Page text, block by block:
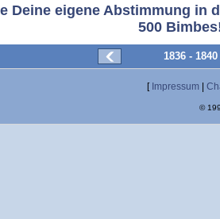
Deine eigene Abstimmung in
500
1836 -
[ Impressum
©